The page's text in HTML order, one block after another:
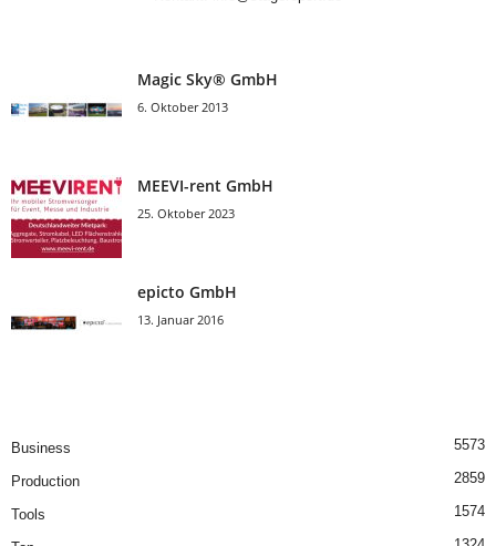
Magic Sky® GmbH
6. Oktober 2013
MEEVI-rent GmbH
25. Oktober 2023
epicto GmbH
13. Januar 2016
Business 5573
Production 2859
Tools 1574